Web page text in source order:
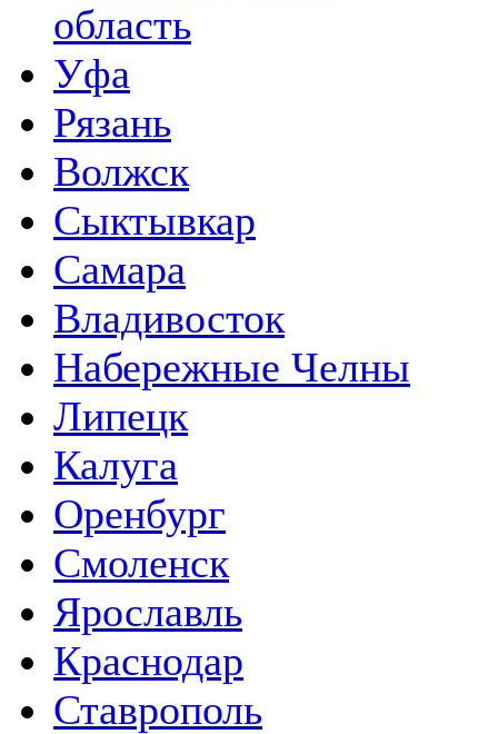
область
Уфа
Рязань
Волжск
Сыктывкар
Самара
Владивосток
Набережные Челны
Липецк
Калуга
Оренбург
Смоленск
Ярославль
Краснодар
Ставрополь